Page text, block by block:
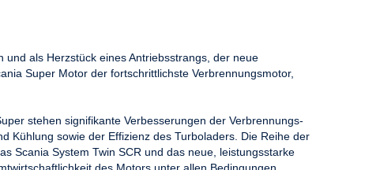
als Herzstück eines Antriebsstrangs, der neue
Super Motor der fortschrittlichste Verbrennungsmotor,
stehen signifikante Verbesserungen der Verbrennungs-
Kühlung sowie der Effizienz des Turboladers. Die Reihe der
Scania System Twin SCR und das neue, leistungsstarke